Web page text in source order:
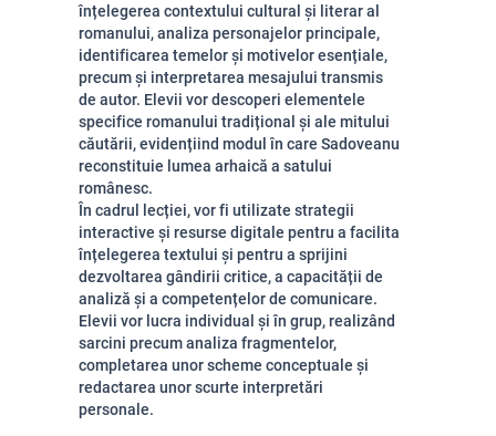
înțelegerea contextului cultural și literar al
romanului, analiza personajelor principale,
identificarea temelor și motivelor esențiale,
precum și interpretarea mesajului transmis
de autor. Elevii vor descoperi elementele
specifice romanului tradițional și ale mitului
căutării, evidențiind modul în care Sadoveanu
reconstituie lumea arhaică a satului
românesc.
În cadrul lecției, vor fi utilizate strategii
interactive și resurse digitale pentru a facilita
înțelegerea textului și pentru a sprijini
dezvoltarea gândirii critice, a capacității de
analiză și a competențelor de comunicare.
Elevii vor lucra individual și în grup, realizând
sarcini precum analiza fragmentelor,
completarea unor scheme conceptuale și
redactarea unor scurte interpretări
personale.